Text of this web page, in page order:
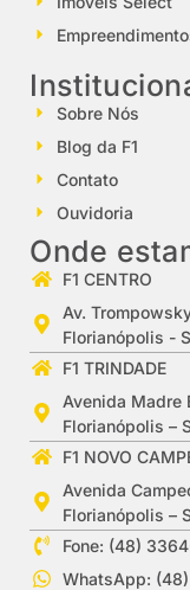
Sobre Nós
Blog da F1
Contato
Ouvidoria
Onde
F1 CENTRO
Av.
Florianópolis -
F1 TRINDADE
Avenida Madre
Florianópolis –
F1 NOVO
Avenida
Florianópolis –
Fone: (48)
WhatsApp: